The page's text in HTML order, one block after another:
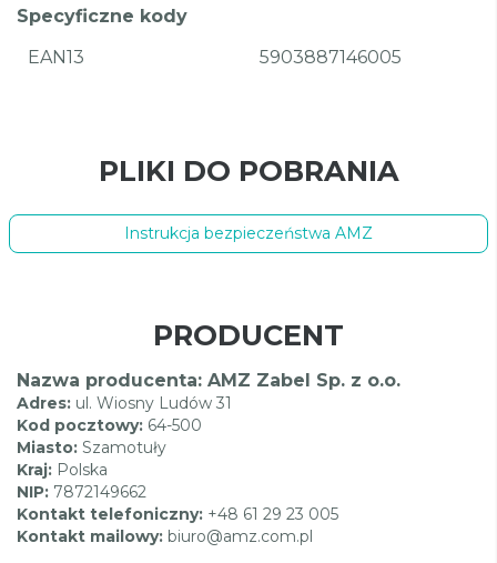
Specyficzne kody
EAN13
5903887146005
PLIKI DO POBRANIA
Instrukcja bezpieczeństwa AMZ
PRODUCENT
Nazwa producenta: AMZ Zabel Sp. z o.o.
Adres: ul. Wiosny Ludów 31
Kod pocztowy: 64-500
Miasto: Szamotuły
Kraj: Polska
NIP: 7872149662
Kontakt telefoniczny: +48 61 29 23 005
Kontakt mailowy: biuro@amz.com.pl